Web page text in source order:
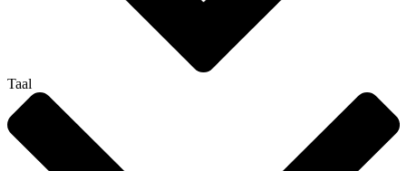
Taal